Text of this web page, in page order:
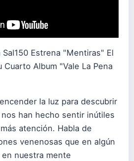
Sal150 Estrena "Mentiras" El
Cuarto Album "Vale La Pena
la luz para descubrir
han hecho sentir inútiles
atención. Habla de
venenosas que en algún
nuestra mente